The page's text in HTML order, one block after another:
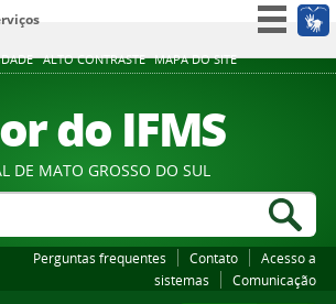
ALTO CONTRASTE MAPA DO SITE
Participe
Legislação
Canais
do IFMS
DE MATO GROSSO DO SUL
Perguntas frequentes Contato
Acesso a
sistemas
Comunicação